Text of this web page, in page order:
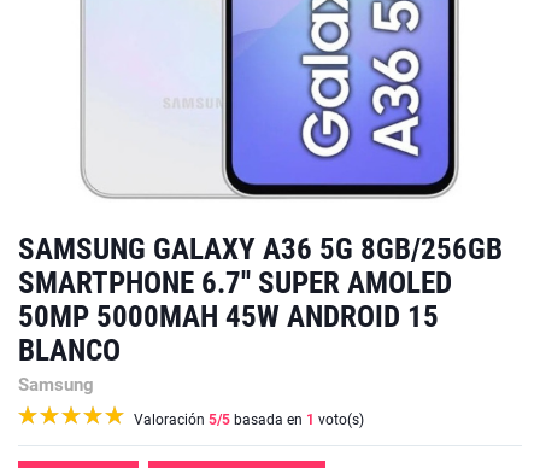
SAMSUNG GALAXY A36 5G 8GB/256GB
SMARTPHONE 6.7'' SUPER AMOLED
50MP 5000MAH 45W ANDROID 15
BLANCO
Samsung
Valoración 5/5 basada en 1 voto(s)